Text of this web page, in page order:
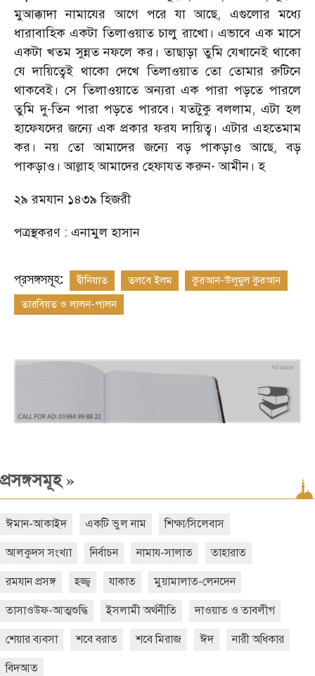
মুআক্কাদা নামাযের আগে পরে যা আছে, এগুলোর মধ্যে
ধারাবাহিক একটা তিলাওয়াত চালু রাখো। এভাবে এক মাসে
একটা খতম সুন্নত নফলে কর। তাছাড়া তুমি যেখানেই থাকো
যে দায়িত্বেই থাকো দেখে তিলাওয়াত তো তোমার রুটিনে
থাকবেই। সে তিলাওয়াতে অন্যরা এক পারা পড়তে পারলে
তুমি দু-তিন পারা পড়তে পারবে। যতটুকু বললাম, এটা হল
হাফেযদের জন্যে এক প্রকার ফরয দায়িত্ব। এটার এহতেমাম
কর। নয় তো আমাদের জন্যে বড় পাকড়াও আছে, বড়
পাকড়াও। আল্লাহ আমাদের হেফাযত করুন- আমীন। হ
২৯ রমযান ১৪৩৯ হিজরী
পত্রস্থকরণ : এনামুল হাসান
প্রসঙ্গসমূহ: দ্বীনিয়াত তলবে ইলম
কুরআন-উলূমুল কুরআন
তারবিয়ত ও লালন-পালন
প্রসঙ্গসমূহ»
ঈমান-আকাইদ একটি ভুল নাম শিক্ষা/সিলেবাস
আলকুদস সংখ্যা নির্বাচন নামায-সালাত তাহারাত
রমযান প্রসঙ্গ হজ্জ্ব যাকাত মুয়ামালাত-লেনদেন
তাসাওউফ-আত্মশুদ্ধি ইসলামী অর্থনীতি দাওয়াত ও তাবলীগ
শেয়ার ব্যবসা শবে বরাত শবে মিরাজ ঈদ নারী অধিকার
বিদআত